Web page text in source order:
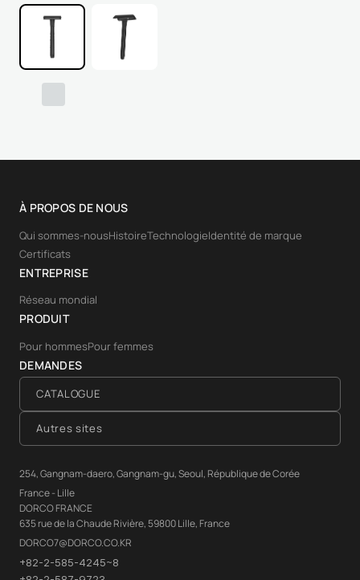
À PROPOS DE NOUS
Qui sommes-nousHistoireTechnologieIdentité de marque
Certificats
ENTREPRISE
Réseau mondial
PRODUIT
Pour hommesPour femmes
DEMANDES
CATALOGUE
Autres sites
254, Gangnam-daero, Gangnam-gu, Seoul, République de Corée
France - Lille
DORCO FRANCE
635 rue de la Chaude Rivière, 59800 Lille, France
DORCO7@DORCO.CO.KR
+82-2-585-4245~8